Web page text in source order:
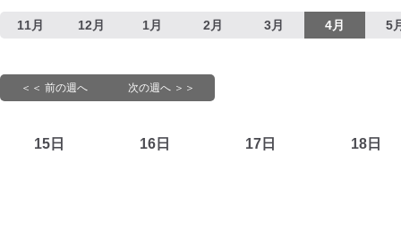
11月 12月 1月 2月 3月 4月 5
＜＜ 前の週へ 次の週へ ＞＞
15日 16日 17日 18日